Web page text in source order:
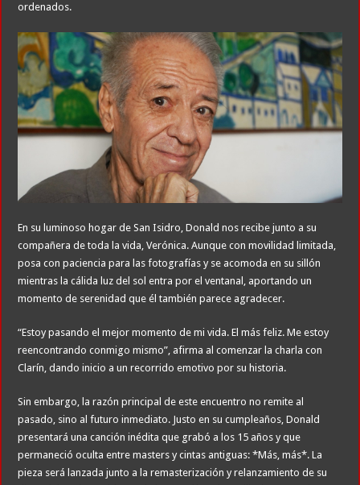
ordenados.
En su luminoso hogar de San Isidro, Donald nos recibe junto a su
compañera de toda la vida, Verónica. Aunque con movilidad limitada,
posa con paciencia para las fotografías y se acomoda en su sillón
mientras la cálida luz del sol entra por el ventanal, aportando un
momento de serenidad que él también parece agradecer.
“Estoy pasando el mejor momento de mi vida. El más feliz. Me estoy
reencontrando conmigo mismo”, afirma al comenzar la charla con
Clarín, dando inicio a un recorrido emotivo por su historia.
Sin embargo, la razón principal de este encuentro no remite al
pasado, sino al futuro inmediato. Justo en su cumpleaños, Donald
presentará una canción inédita que grabó a los 15 años y que
permaneció oculta entre masters y cintas antiguas: *Más, más*. La
pieza será lanzada junto a la remasterización y relanzamiento de su